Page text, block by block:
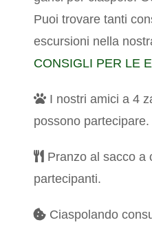
Puoi trovare tanti
escursioni nella
CONSIGLI PER LE
I nostri amici a 4
possono partecipare.
Pranzo al sacco a
partecipanti.
Ciaspolando